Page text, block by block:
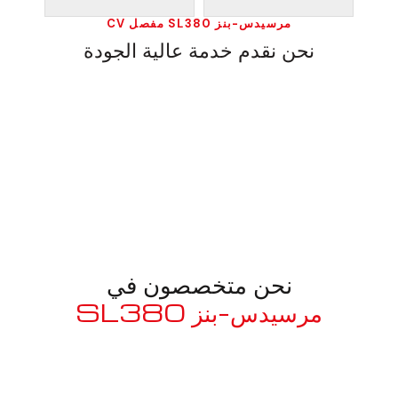
مرسيدس-بنز SL380 مفصل CV
نحن نقدم خدمة عالية الجودة
نحن متخصصون في
مرسيدس-بنز SL380